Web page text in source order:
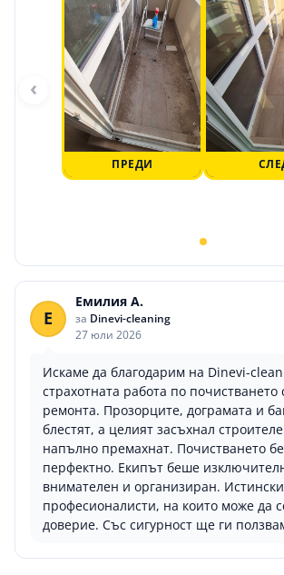
ПРЕДИ
‹
Е
Емилия А.
за Dinevi-cleaning
27 юли 2026
Искаме да благодарим на Dinevi-
страхотната работа по почистването
ремонта. Прозорците, дограмата и
блестят, а целият засъхнал
напълно премахнат. Почистването
перфектно. Екипът беше
внимателен и организиран. Истински
професионалисти, на които може да
доверие. Със сигурност ще ги